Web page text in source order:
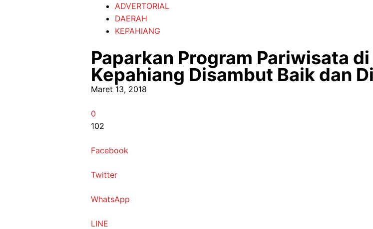
ADVERTORIAL
DAERAH
KEPAHIANG
Paparkan Program Pariwisata
Kepahiang Disambut Baik dan
Maret 13, 2018
0
102
Facebook
Twitter
WhatsApp
LINE